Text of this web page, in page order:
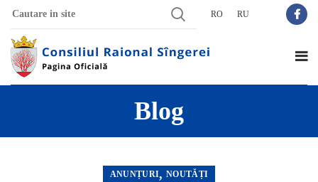
RO RU
Blog
ANUNȚURI,NOUTĂȚI